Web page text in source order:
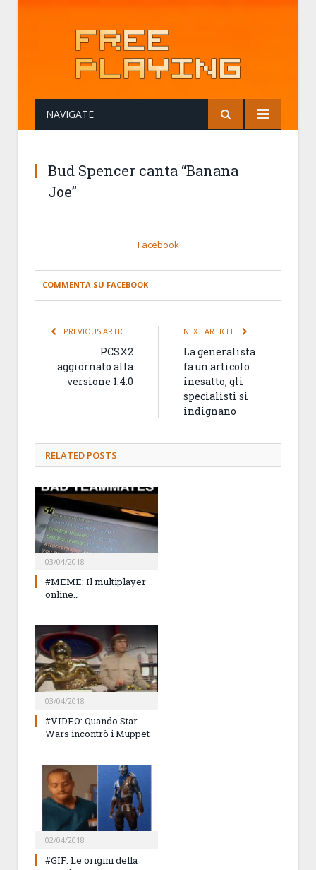
NAVIGATE
Bud Spencer canta “Banana
Joe”
Facebook
COMMENTA SU FACEBOOK
PREVIOUS ARTICLE
PCSX2
aggiornato alla
versione 1.4.0
NEXT ARTICLE
La generalista
fa un articolo
inesatto, gli
specialisti si
indignano
RELATED POSTS
03/04/2018
#MEME: Il multiplayer
online…
03/04/2018
#VIDEO: Quando Star
Wars incontrò i Muppet
02/04/2018
#GIF: Le origini della